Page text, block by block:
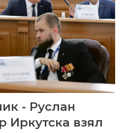
- Руслан
Иркутска взял